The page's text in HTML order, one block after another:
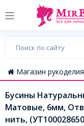
Магазин
Бусины
Матовые, 6мм,
нить,